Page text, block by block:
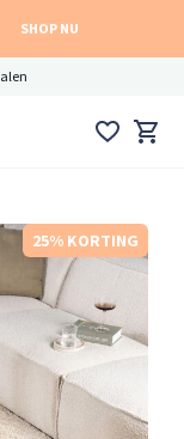
SHOP NU
25% KORTING